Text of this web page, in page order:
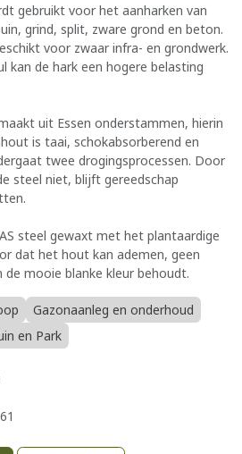
gebruikt voor het aanharken van
grind, split, zware grond en beton.
voor zwaar infra- en grondwerk.
kan de hark een hogere belasting
uit Essen onderstammen, hierin
is taai, schokabsorberend en
twee drogingsprocessen. Door
steel niet, blijft gereedschap
steel gewaxt met het plantaardige
dat het hout kan ademen, geen
mooie blanke kleur behoudt.
Gazonaanleg en onderhoud
en Park